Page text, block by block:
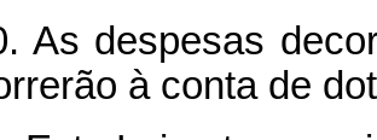
As despesas
à conta de